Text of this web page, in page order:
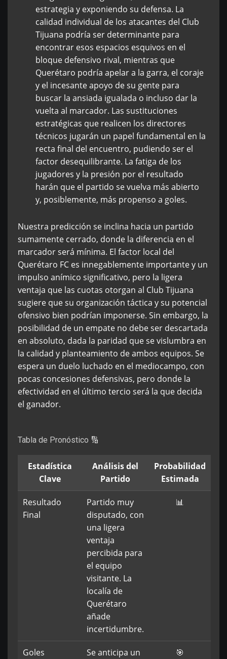
estrategia y exponiendo su defensa. La
calidad individual de los atacantes del Club
Tijuana podría ser determinante para
encontrar esos espacios esquivos en el
bloque defensivo rival, mientras que
Querétaro podría apelar a la garra, el coraje
y el incesante apoyo de su gente para
buscar la ansiada igualada o incluso dar la
vuelta al marcador. Las sustituciones
estratégicas que realicen los directores
técnicos jugarán un papel fundamental en la
recta final del encuentro, pudiendo ser el
factor desequilibrante. La fatiga de los
jugadores y la presión por el resultado
harán que el partido se vuelva más abierto
y, posiblemente, más propenso a goles.
Nuestra predicción se inclina hacia un partido
sumamente cerrado, donde la diferencia en el
marcador será mínima. El factor local del
Querétaro FC es innegablemente importante y un
impulso anímico significativo, pero la ligera
ventaja que las cuotas otorgan al Club Tijuana
sugiere que su organización táctica y su potencial
ofensivo bien podrían imponerse. Sin embargo, la
posibilidad de un empate no debe ser descartada
en absoluto, dada la paridad que se vislumbra en
la calidad y planteamiento de ambos equipos. Se
espera un duelo luchado en el mediocampo, con
pocas concesiones defensivas, pero donde la
efectividad en el último tercio será la que decida
el ganador.
Tabla de Pronóstico 🔢
Estadística
Clave
Análisis del
Partido
Probabilidad
Estimada
Resultado
Final
Partido muy
disputado, con
una ligera
ventaja
percibida para
el equipo
visitante. La
localía de
Querétaro
añade
incertidumbre.
📊
Goles
Se anticipa un
🎯